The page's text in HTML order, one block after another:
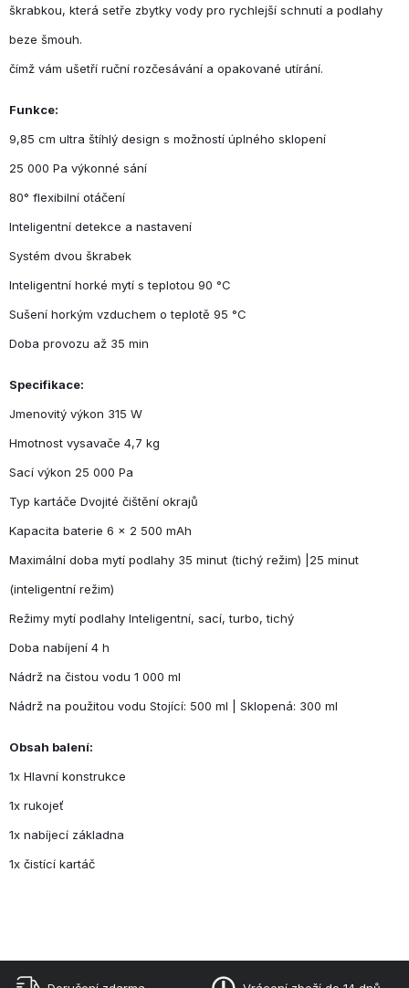
škrabkou, která setře zbytky vody pro rychlejší schnutí a podlahy
beze šmouh.
čímž vám ušetří ruční rozčesávání a opakované utírání.
Funkce:
9,85 cm ultra štíhlý design s možností úplného sklopení
25 000 Pa výkonné sání
80° flexibilní otáčení
Inteligentní detekce a nastavení
Systém dvou škrabek
Inteligentní horké mytí s teplotou 90 °C
Sušení horkým vzduchem o teplotě 95 °C
Doba provozu až 35 min
Specifikace:
Jmenovitý výkon 315 W
Hmotnost vysavače 4,7 kg
Sací výkon 25 000 Pa
Typ kartáče Dvojité čištění okrajů
Kapacita baterie 6 x 2 500 mAh
Maximální doba mytí podlahy 35 minut (tichý režim) |25 minut
(inteligentní režim)
Režimy mytí podlahy Inteligentní, sací, turbo, tichý
Doba nabíjení 4 h
Nádrž na čistou vodu 1 000 ml
Nádrž na použitou vodu Stojící: 500 ml | Sklopená: 300 ml
Obsah balení:
1x Hlavní konstrukce
1x rukojeť
1x nabíjecí základna
1x čistící kartáč